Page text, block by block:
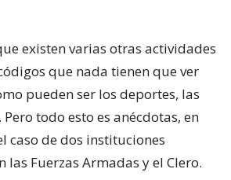
existen varias otras actividades
que nada tienen que ver
pueden ser los deportes, las
Pero todo esto es anécdotas, en
caso de dos instituciones
las Fuerzas Armadas y el Clero.